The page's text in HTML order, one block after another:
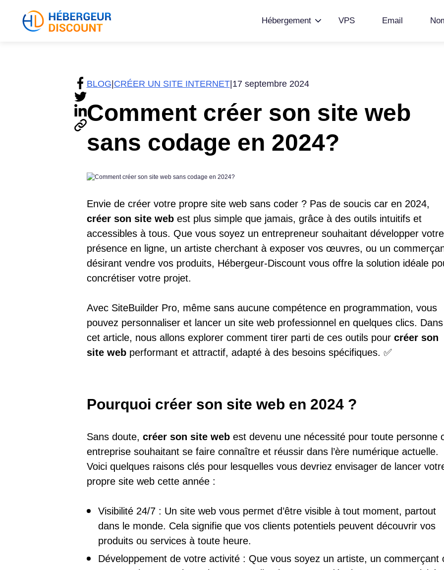
Hébergement VPS Email
BLOG CRÉER UN SITE INTERNET| 17 septembre 2024
Comment créer son site web
sans codage en 2024?
Envie de créer votre propre site web sans coder ? Pas de soucis car en 2024,
créer son site webest plus simple que jamais, grâce à des outils intuitifs et
accessibles à tous. Que vous soyez un entrepreneur souhaitant développer votre
présence en ligne, un artiste cherchant à exposer vos œuvres, ou un
désirant vendre vos produits, Hébergeur-Discount vous offre la solution idéale
concrétiser votre projet.
Avec SiteBuilder Pro, même sans aucune compétence en programmation, vous
pouvez personnaliser et lancer un site web professionnel en quelques clics. Dans
cet article, nous allons explorer comment tirer parti de ces outils pour créer son
site webperformant et attractif, adapté à des besoins spécifiques. ✅
Pourquoi créer son site web en 2024 ?
Sans doute, créer son site webest devenu une nécessité pour toute personne
entreprise souhaitant se faire connaître et réussir dans l’ère numérique actuelle.
Voici quelques raisons clés pour lesquelles vous devriez envisager de lancer
propre site web cette année :
Visibilité 24/7 : Un site web vous permet d’être visible à tout moment, partout
dans le monde. Cela signifie que vos clients potentiels peuvent découvrir vos
produits ou services à toute heure.
Développement de votre activité : Que vous soyez un artiste, un commerçant